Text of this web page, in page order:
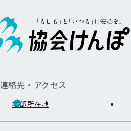
連絡先・アクセス
本部所在地